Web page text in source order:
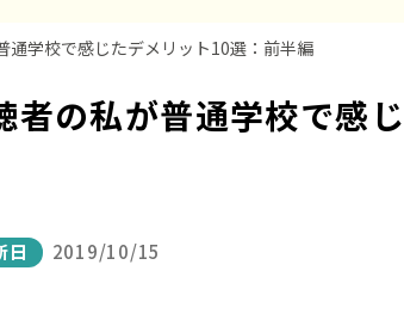
通学校で感じたデメリット10選：前半編
者の私が普通学校で感
日 2019/10/15